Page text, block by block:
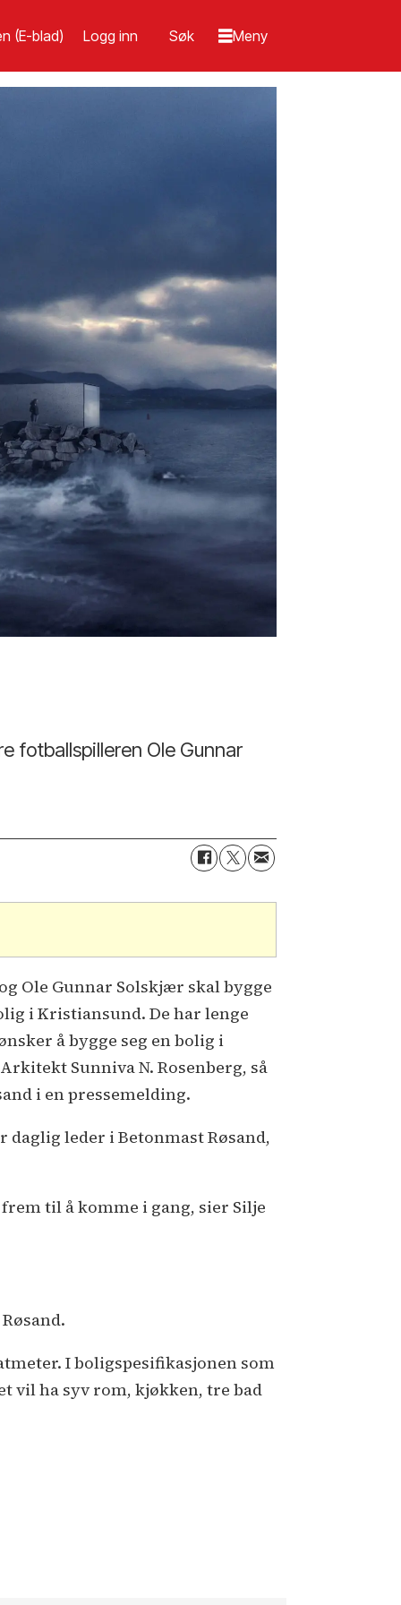
(E-blad) Logg inn
fotballspilleren Ole Gunnar
Ole Gunnar Solskjær skal bygge
i Kristiansund. De har lenge
å bygge seg en bolig i
Sunniva N. Rosenberg, så
i en pressemelding.
daglig leder i Betonmast Røsand,
til å komme i gang, sier Silje
I boligspesifikasjonen som
vil ha syv rom, kjøkken, tre bad